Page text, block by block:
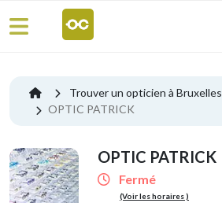
Trouver un opticien à Bruxelles
OPTIC PATRICK
OPTIC PATRICK
Fermé
(Voir les horaires )